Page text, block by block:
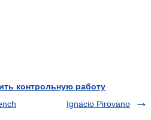
контрольную работу
Ignacio Pirovano